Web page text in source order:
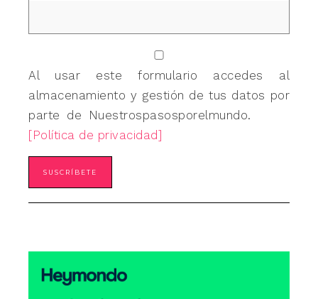
Al usar este formulario accedes al
almacenamiento y gestión de tus datos por
parte de Nuestrospasosporelmundo.
[Política de privacidad]